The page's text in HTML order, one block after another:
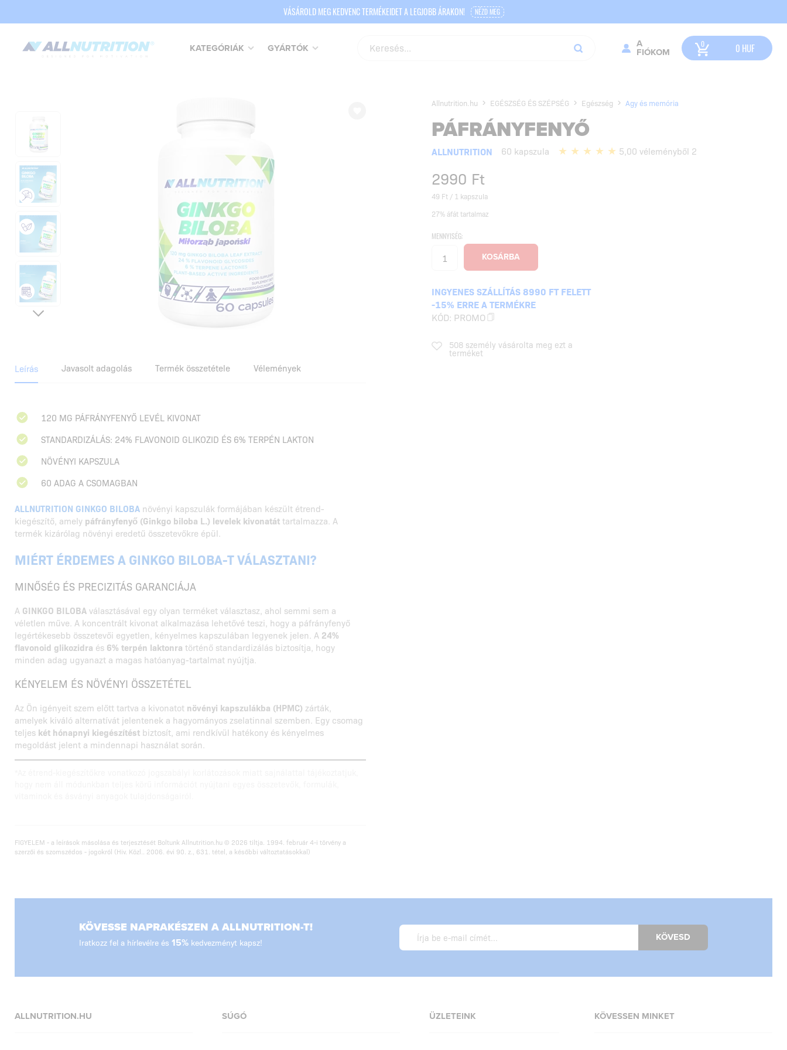
VÁSÁROLD MEG KEDVENC TERMÉKEIDET A LEGJOBB ÁRAKON! NÉZD MEG
KATEGÓRIÁK GYÁRTÓK
A
FIÓKOM
0 HUF
Allnutrition.hu EGÉSZSÉG ÉS SZÉPSÉG Egészség Agy és memória
PÁFRÁNYFENYŐ
ALLNUTRITION 60 kapszula 5,00 véleményből 2
2990 Ft
49 Ft / 1 kapszula
27% áfát tartalmaz
MENNYISÉG:
INGYENES SZÁLLÍTÁS 8990 FT FELETT
-15% ERRE A TERMÉKRE
KÓD: PROMO
508 személy vásárolta meg ezt a
terméket
Leírás Javasolt adagolás Termék összetétele Vélemények
120 MG PÁFRÁNYFENYŐ LEVÉL KIVONAT
STANDARDIZÁLÁS: 24% FLAVONOID GLIKOZID ÉS 6% TERPÉN LAKTON
NÖVÉNYI KAPSZULA
60 ADAG A CSOMAGBAN
ALLNUTRITION GINKGO BILOBA növényi kapszulák formájában készült étrend-
kiegészítő, amely páfrányfenyő (Ginkgo biloba L.) levelek kivonatáttartalmazza. A
termék kizárólag növényi eredetű összetevőkre épül.
MIÉRT ÉRDEMES A GINKGO BILOBA-T VÁLASZTANI?
MINŐSÉG ÉS PRECIZITÁS GARANCIÁJA
A GINKGO BILOBAválasztásával egy olyan terméket választasz, ahol semmi sem a
véletlen műve. A koncentrált kivonat alkalmazása lehetővé teszi, hogy a páfrányfenyő
legértékesebb összetevői egyetlen, kényelmes kapszulában legyenek jelen. A 24%
flavonoid glikozidra és 6% terpén laktonra történő standardizálás biztosítja, hogy
minden adag ugyanazt a magas hatóanyag-tartalmat nyújtja.
KÉNYELEM ÉS NÖVÉNYI ÖSSZETÉTEL
Az Ön igényeit szem előtt tartva a kivonatot növényi kapszulákba (HPMC) zárták,
amelyek kiváló alternatívát jelentenek a hagyományos zselatinnal szemben. Egy csomag
teljes két hónapnyi kiegészítést biztosít, ami rendkívül hatékony és kényelmes
megoldást jelent a mindennapi használat során.
FIGYELEM - a leírások másolása és terjesztését Boltunk Allnutrition.hu © 2026 tiltja. 1994. február 4-i törvény a
szerzői és szomszédos - jogokról (Hiv. Közl.. 2006. évi 90. z., 631. tétel, a későbbi változtatásokkal)
KÖVESSE NAPRAKÉSZEN A ALLNUTRITION-T!
Iratkozz fel a hírlevélre és 15% kedvezményt kapsz! KÖVESD
ALLNUTRITION.HU SÚGÓ ÜZLETEINK KÖVESSEN MINKET